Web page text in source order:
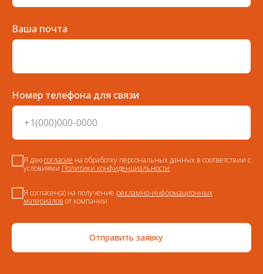
Ваша почта
Номер телефона для связи
Я даюсогласие на обработку персональных данных в соответствии с
условиями Политики конфиденциальности
Я согласен(а) на получение рекламно-информационных
материалов от компании
Отправить заявку